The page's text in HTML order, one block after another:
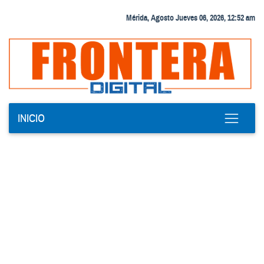
Mérida, Agosto Jueves 06, 2026, 12:52 am
INICIO